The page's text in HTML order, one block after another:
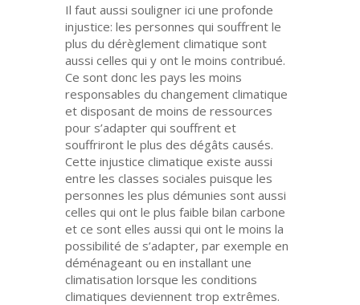
Il faut aussi souligner ici une profonde
injustice: les personnes qui souffrent le
plus du dérèglement climatique sont
aussi celles qui y ont le moins contribué.
Ce sont donc les pays les moins
responsables du changement climatique
et disposant de moins de ressources
pour s’adapter qui souffrent et
souffriront le plus des dégâts causés.
Cette injustice climatique existe aussi
entre les classes sociales puisque les
personnes les plus démunies sont aussi
celles qui ont le plus faible bilan carbone
et ce sont elles aussi qui ont le moins la
possibilité de s’adapter, par exemple en
déménageant ou en installant une
climatisation lorsque les conditions
climatiques deviennent trop extrêmes.